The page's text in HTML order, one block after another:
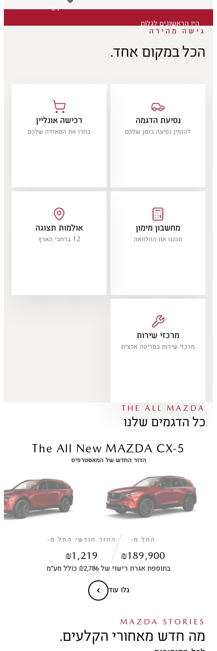
היו הראשונים לגלות
01
גישה מהירה
הכל במקום אחד.
נסיעת הדגמה
להזמין נסיעה בזמן שלכם
רכישה אונליין
בחרו את המאזדה שלכם
מחשבון מימון
תכננו את ההלוואה
אולמות תצוגה
מרכזי שירות
מרכזי שירות בפריסה ארצית
THE ALL MAZDA
כל הדגמים שלנו
The All New MAZDA CX-5
הדור החדש של המאסטרפיס
החל מ-
₪189,900
החזר חודשי החל מ-
₪1,219
בתוספת אגרת רישוי של ₪2,786 כולל מע״מ
גלו עוד
MAZDA STORIES
מה חדש מאחורי הקלעים.